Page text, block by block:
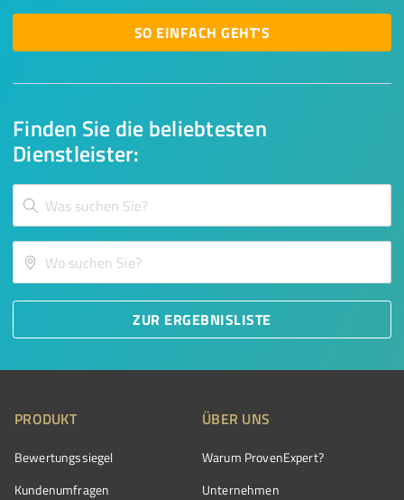
Finden Sie die beliebtesten
Dienstleister:
ZUR ERGEBNISLISTE
SO EINFACH GEHT'S
PRODUKT
Bewertungssiegel
Kundenumfragen
ÜBER UNS
Warum ProvenExpert?
Unternehmen